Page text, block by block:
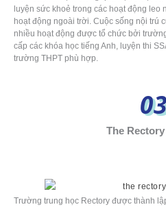
luyện sức khoẻ trong các hoạt động
hoạt động ngoài trời. Cuộc sống nội trú
nhiều hoạt động được tổ chức bởi
cấp các khóa học tiếng Anh, luyện thi
trường THPT phù hợp.
The
Trường trung học Rectory được thành